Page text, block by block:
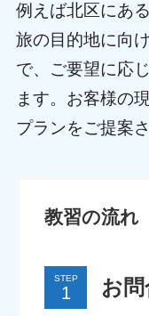
例えば北区にあ
旅の目的地に向
で、ご要望に応
ます。お客様の
プランをご提案
教習の流れ
STEP お